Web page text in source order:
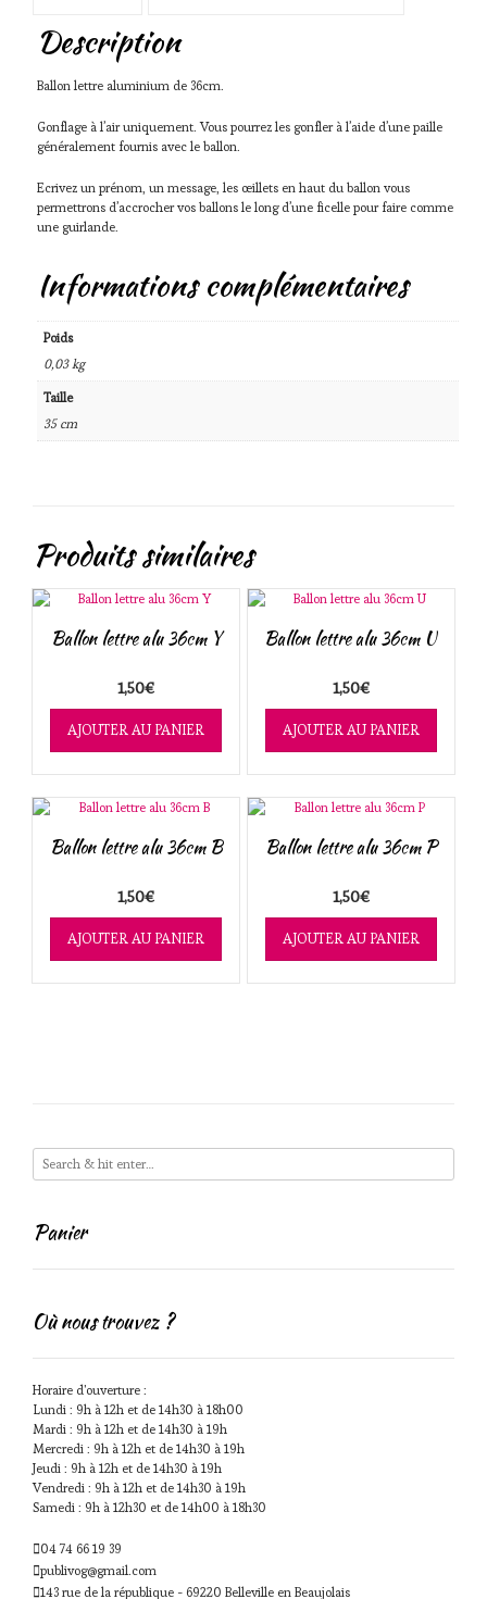
Description
Ballon lettre aluminium de 36cm.
Gonflage à l’air uniquement. Vous pourrez les gonfler à l’aide d’une paille
généralement fournis avec le ballon.
Ecrivez un prénom, un message, les œillets en haut du ballon vous
permettrons d’accrocher vos ballons le long d’une ficelle pour faire comme
une guirlande.
Informations complémentaires
Poids
0,03 kg
Taille
35 cm
Produits similaires
Ballon lettre alu 36cm Y
1,50€
AJOUTER AU PANIER
Ballon lettre alu 36cm U
1,50€
AJOUTER AU PANIER
Ballon lettre alu 36cm B
1,50€
AJOUTER AU PANIER
Ballon lettre alu 36cm P
1,50€
AJOUTER AU PANIER
Panier
Où nous trouvez ?
Horaire d'ouverture :
Lundi : 9h à 12h et de 14h30 à 18h00
Mardi : 9h à 12h et de 14h30 à 19h
Mercredi : 9h à 12h et de 14h30 à 19h
Jeudi : 9h à 12h et de 14h30 à 19h
Vendredi : 9h à 12h et de 14h30 à 19h
Samedi : 9h à 12h30 et de 14h00 à 18h30
04 74 66 19 39
publivog@gmail.com
143 rue de la république - 69220 Belleville en Beaujolais